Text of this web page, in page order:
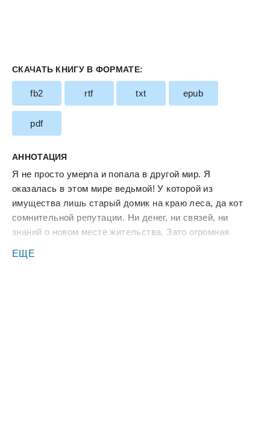
СКАЧАТЬ КНИГУ В ФОРМАТЕ:
fb2 rtf txt epub
pdf
АННОТАЦИЯ
Я не просто умерла и попала в другой мир. Я
оказалась в этом мире ведьмой! У которой из
имущества лишь старый домик на краю леса, да кот
сомнительной репутации. Ни денег, ни связей, ни
знаний о новом месте жительства. Зато огромная
Ведь мое появление привлекло внимание одного очень
ЕЩЕ